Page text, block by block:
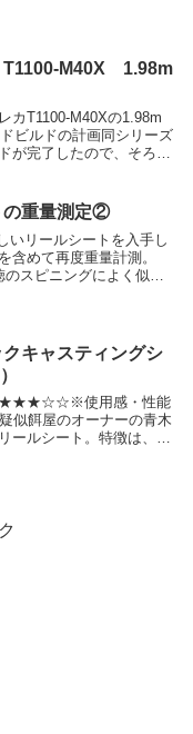
M40X 1.98m
カT1100-M40Xの1.98m
ビルドの計画同シリーズ
が完了したので、そろそ
いブランクスで...
の重量測定②
いリールシートを入手し
含めて再度重量計測。
スピニングによく似た
キャスティングシ
使用感・性能
似餌屋のオーナーの青木
ールシート。特徴は、カ